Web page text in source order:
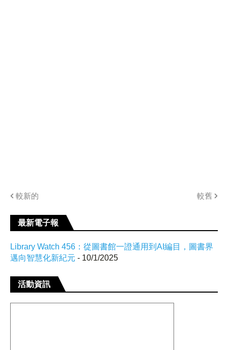
較新的 較舊
最新電子報
Library Watch 456：從圖書館一證通用到AI編目，圖書界
邁向智慧化新紀元 - 10/1/2025
活動資訊